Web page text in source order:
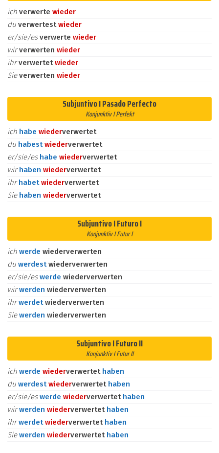
ich verwerte wieder
du verwertestwieder
er/sie/esverwerte wieder
wirverwerten wieder
ihrverwertetwieder
Sieverwerten wieder
Subjuntivo I Pasado Perfecto
Konjunktiv I Perfekt
ich habe wiederverwertet
du habestwiederverwertet
er/sie/es habe wiederverwertet
wirhaben wiederverwertet
ihrhabetwiederverwertet
Sie haben wiederverwertet
Subjuntivo I Futuro I
Konjunktiv I Futur I
ich werde wiederverwerten
du werdestwiederverwerten
er/sie/eswerde wiederverwerten
wirwerden wiederverwerten
ihrwerdetwiederverwerten
Siewerden wiederverwerten
Subjuntivo I Futuro II
Konjunktiv I Futur II
ich werde wiederverwertet haben
du werdestwiederverwertet haben
er/sie/eswerde wiederverwertet haben
wirwerden wiederverwertet haben
ihrwerdetwiederverwertet haben
Siewerden wiederverwertet haben